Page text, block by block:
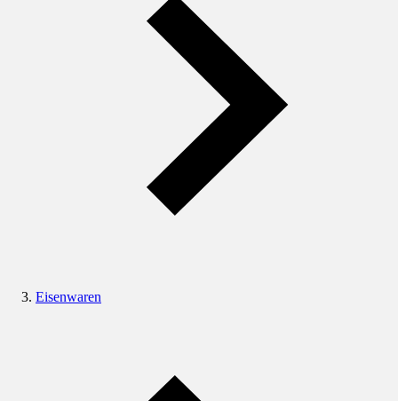
Eisenwaren